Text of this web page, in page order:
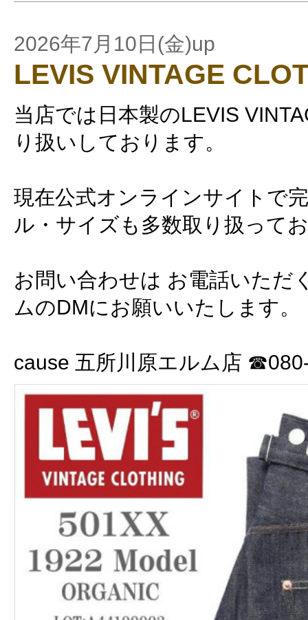
2026年7月10日(金)up
LEVIS VINTAGE
当店では日本製のLEVIS
り扱いしております。
現在公式オンラインサイトで
ル・サイズも多数取り扱って
お問い合わせは お電話いただ
ムのDMにお願いいたします。
cause 五所川原エルム店